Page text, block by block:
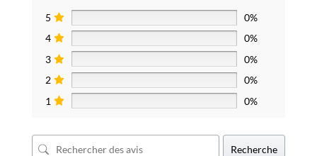
5
0%
4
0%
3
0%
2
0%
1
0%
Recherche